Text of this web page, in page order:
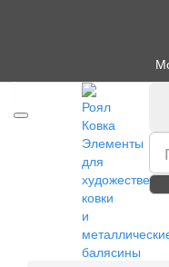
Элементы
для
ковки
и
балясины